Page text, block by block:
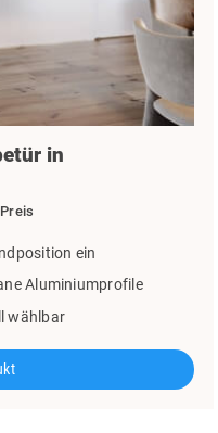
in
ein
Aluminiumprofile
wählbar